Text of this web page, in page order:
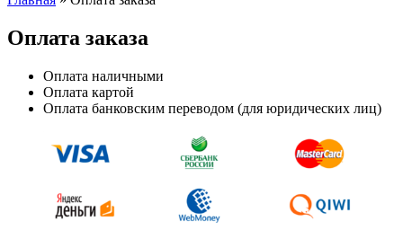
Оплата заказа
Оплата наличными
Оплата картой
Оплата банковским переводом (для юридических лиц)